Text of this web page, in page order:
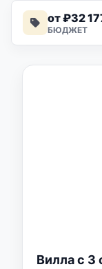
от ₽32
БЮДЖЕТ
Вилла с 3